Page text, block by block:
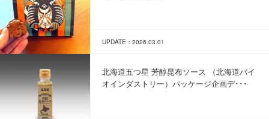
UPDATE：2026.03.01
北海道五つ星 芳醇昆布ソース （北海道バイ
オインダストリー）パッケージ企画デ･･･